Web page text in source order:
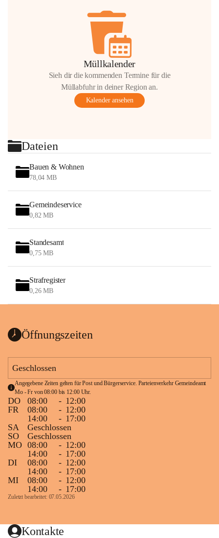
Müllkalender
Sieh dir die kommenden Termine für die
Müllabfuhr in deiner Region an.
Kalender ansehen
Dateien
Bauen & Wohnen
78,04 MB
Gemeindeservice
0,82 MB
Standesamt
0,75 MB
Strafregister
0,26 MB
Öffnungszeiten
Geschlossen
Angegebene Zeiten gelten für Post und Bürgerservice. Parteienverkehr Gemeindeamt
Mo - Fr von 08:00 bis 12:00 Uhr.
DO 08:00 - 12:00
FR
08:00 - 12:00
14:00
- 17:00
SA
Geschlossen
SO
Geschlossen
MO 08:00 - 12:00
14:00
- 17:00
DI
08:00 - 12:00
14:00
- 17:00
MI
08:00 - 12:00
14:00
- 17:00
Zuletzt bearbeitet: 07.05.2026
Kontakte